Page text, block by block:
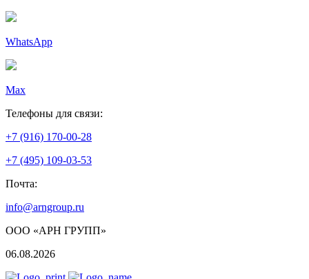
WhatsApp
Max
Телефоны для связи:
+7 (916) 170-00-28
+7 (495) 109-03-53
Почта:
info@arngroup.ru
ООО «АРН ГРУПП»
06.08.2026